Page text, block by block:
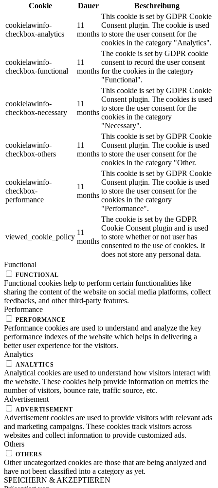
Cookie
Dauer Beschreibung
cookielawinfo-
checkbox-analytics
11
months
This cookie is set by GDPR Cookie
Consent plugin. The cookie is used
to store the user consent for the
cookies in the category "Analytics".
cookielawinfo-
checkbox-functional
11
months
The cookie is set by GDPR cookie
consent to record the user consent
for the cookies in the category
"Functional".
cookielawinfo-
checkbox-necessary
11
months
This cookie is set by GDPR Cookie
Consent plugin. The cookies is used
to store the user consent for the
cookies in the category
"Necessary".
cookielawinfo-
checkbox-others
11
months
This cookie is set by GDPR Cookie
Consent plugin. The cookie is used
to store the user consent for the
cookies in the category "Other.
cookielawinfo-
checkbox-
performance
11
months
This cookie is set by GDPR Cookie
Consent plugin. The cookie is used
to store the user consent for the
cookies in the category
"Performance".
viewed_cookie_policy
11
months
The cookie is set by the GDPR
Cookie Consent plugin and is used
to store whether or not user has
consented to the use of cookies. It
does not store any personal data.
Functional
FUNCTIONAL
Functional cookies help to perform certain functionalities like
sharing the content of the website on social media platforms, collect
feedbacks, and other third-party features.
Performance
PERFORMANCE
Performance cookies are used to understand and analyze the key
performance indexes of the website which helps in delivering a
better user experience for the visitors.
Analytics
ANALYTICS
Analytical cookies are used to understand how visitors interact with
the website. These cookies help provide information on metrics the
number of visitors, bounce rate, traffic source, etc.
Advertisement
ADVERTISEMENT
Advertisement cookies are used to provide visitors with relevant ads
and marketing campaigns. These cookies track visitors across
websites and collect information to provide customized ads.
Others
OTHERS
Other uncategorized cookies are those that are being analyzed and
have not been classified into a category as yet.
SPEICHERN & AKZEPTIEREN